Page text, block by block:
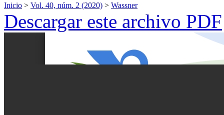
Inicio > Vol. 40, núm. 2 (2020) > Wassner
Descargar este archivo PDF